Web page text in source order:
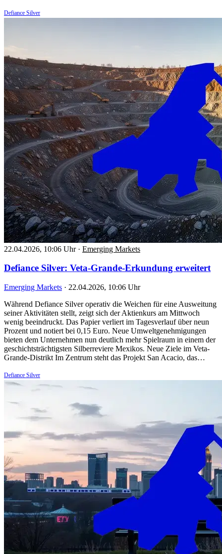
Defiance Silver
22.04.2026, 10:06 Uhr · Emerging Markets
Defiance Silver: Veta-Grande-Erkundung erweitert
Emerging Markets · 22.04.2026, 10:06 Uhr
Während Defiance Silver operativ die Weichen für eine Ausweitung
seiner Aktivitäten stellt, zeigt sich der Aktienkurs am Mittwoch
wenig beeindruckt. Das Papier verliert im Tagesverlauf über neun
Prozent und notiert bei 0,15 Euro. Neue Umweltgenehmigungen
bieten dem Unternehmen nun deutlich mehr Spielraum in einem der
geschichtsträchtigsten Silberreviere Mexikos. Neue Ziele im Veta-
Grande-Distrikt Im Zentrum steht das Projekt San Acacio, das…
Defiance Silver